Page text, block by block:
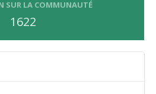
SUR LA COMMUNAUTÉ
1622